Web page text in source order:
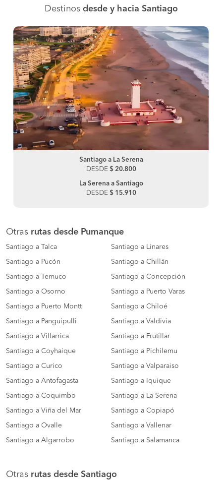
Destinos desde y hacia Santiago
Santiago a La Serena
DESDE $ 20.800
La Serena a Santiago
DESDE $ 15.910
Otras rutas desde Pumanque
Santiago a Talca Santiago a Linares
Santiago a Pucón Santiago a Chillán
Santiago a Temuco Santiago a Concepción
Santiago a Osorno Santiago a Puerto Varas
Santiago a Puerto Montt Santiago a Chiloé
Santiago a Panguipulli Santiago a Valdivia
Santiago a Villarrica Santiago a Frutillar
Santiago a Coyhaique Santiago a Pichilemu
Santiago a Curico Santiago a Valparaiso
Santiago a Antofagasta Santiago a Iquique
Santiago a Coquimbo Santiago a La Serena
Santiago a Viña del Mar Santiago a Copiapó
Santiago a Ovalle Santiago a Vallenar
Santiago a Algarrobo Santiago a Salamanca
Otras rutas desde Santiago